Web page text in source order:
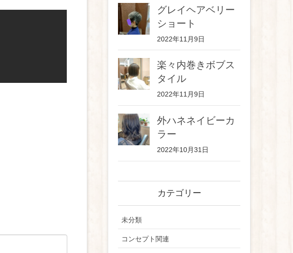
グレイヘアベリー
ショート
2022年11月9日
楽々内巻きボブス
タイル
2022年11月9日
外ハネネイビーカ
ラー
2022年10月31日
カテゴリー
未分類
コンセプト関連